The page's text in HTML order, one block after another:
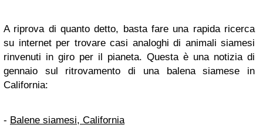
A riprova di quanto detto, basta fare una rapida ricerca
su internet per trovare casi analoghi di animali siamesi
rinvenuti in giro per il pianeta. Questa è una notizia di
gennaio sul ritrovamento di una balena siamese in
California:
- Balene siamesi, California